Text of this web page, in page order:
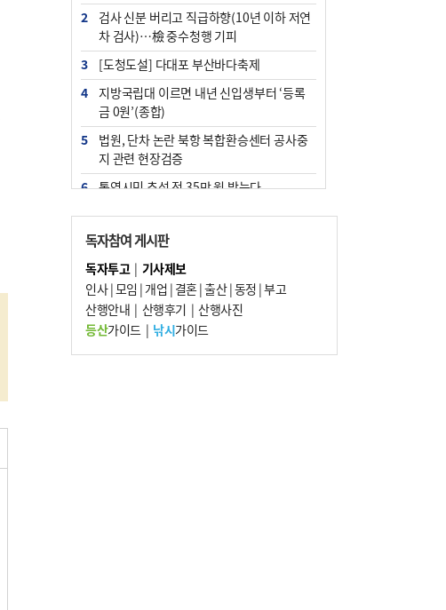
2
검사 신분 버리고 직급하향(10년 이하 저연
차 검사)…檢 중수청행 기피
3
[도청도설] 다대포 부산바다축제
4
지방국립대 이르면 내년 신입생부터 ‘등록
금 0원’(종합)
5
법원, 단차 논란 북항 복합환승센터 공사중
지 관련 현장검증
6
통영시민 추석 전 35만 원 받는다
7
지역 상권도 말라죽을 판이라…가뭄 속 밀
양물축제 강행 논란
8
부산 철강공장 50대 노동자 추락사
9
국힘 부산시당, ‘정이한 조력’ 시의원 윤리
위에…‘한동훈 지지’도 신고접수
10 탄소흡수력 높여 폭염 대응…부산 도시숲
지도 다시 그린다
독자참여 게시판
독자투고| 기사제보
인사|모임 | 개업 | 결혼|출산|동정 |부고
산행안내 | 산행후기 | 산행사진
등산가이드| 낚시가이드